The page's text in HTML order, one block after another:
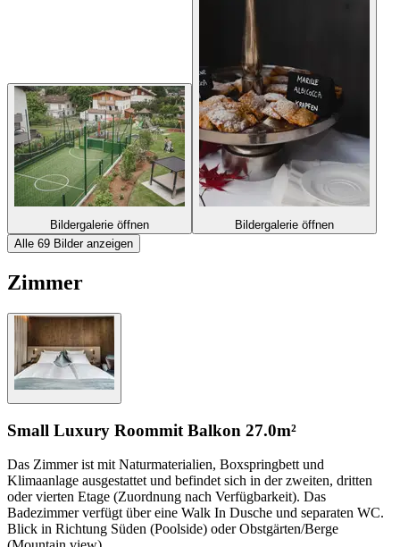
Bildergalerie öffnen
Bildergalerie öffnen
Alle 69 Bilder anzeigen
Zimmer
Small Luxury Roommit Balkon 27.0m²
Das Zimmer ist mit Naturmaterialien, Boxspringbett und
Klimaanlage ausgestattet und befindet sich in der zweiten, dritten
oder vierten Etage (Zuordnung nach Verfügbarkeit). Das
Badezimmer verfügt über eine Walk In Dusche und separaten WC.
Blick in Richtung Süden (Poolside) oder Obstgärten/Berge